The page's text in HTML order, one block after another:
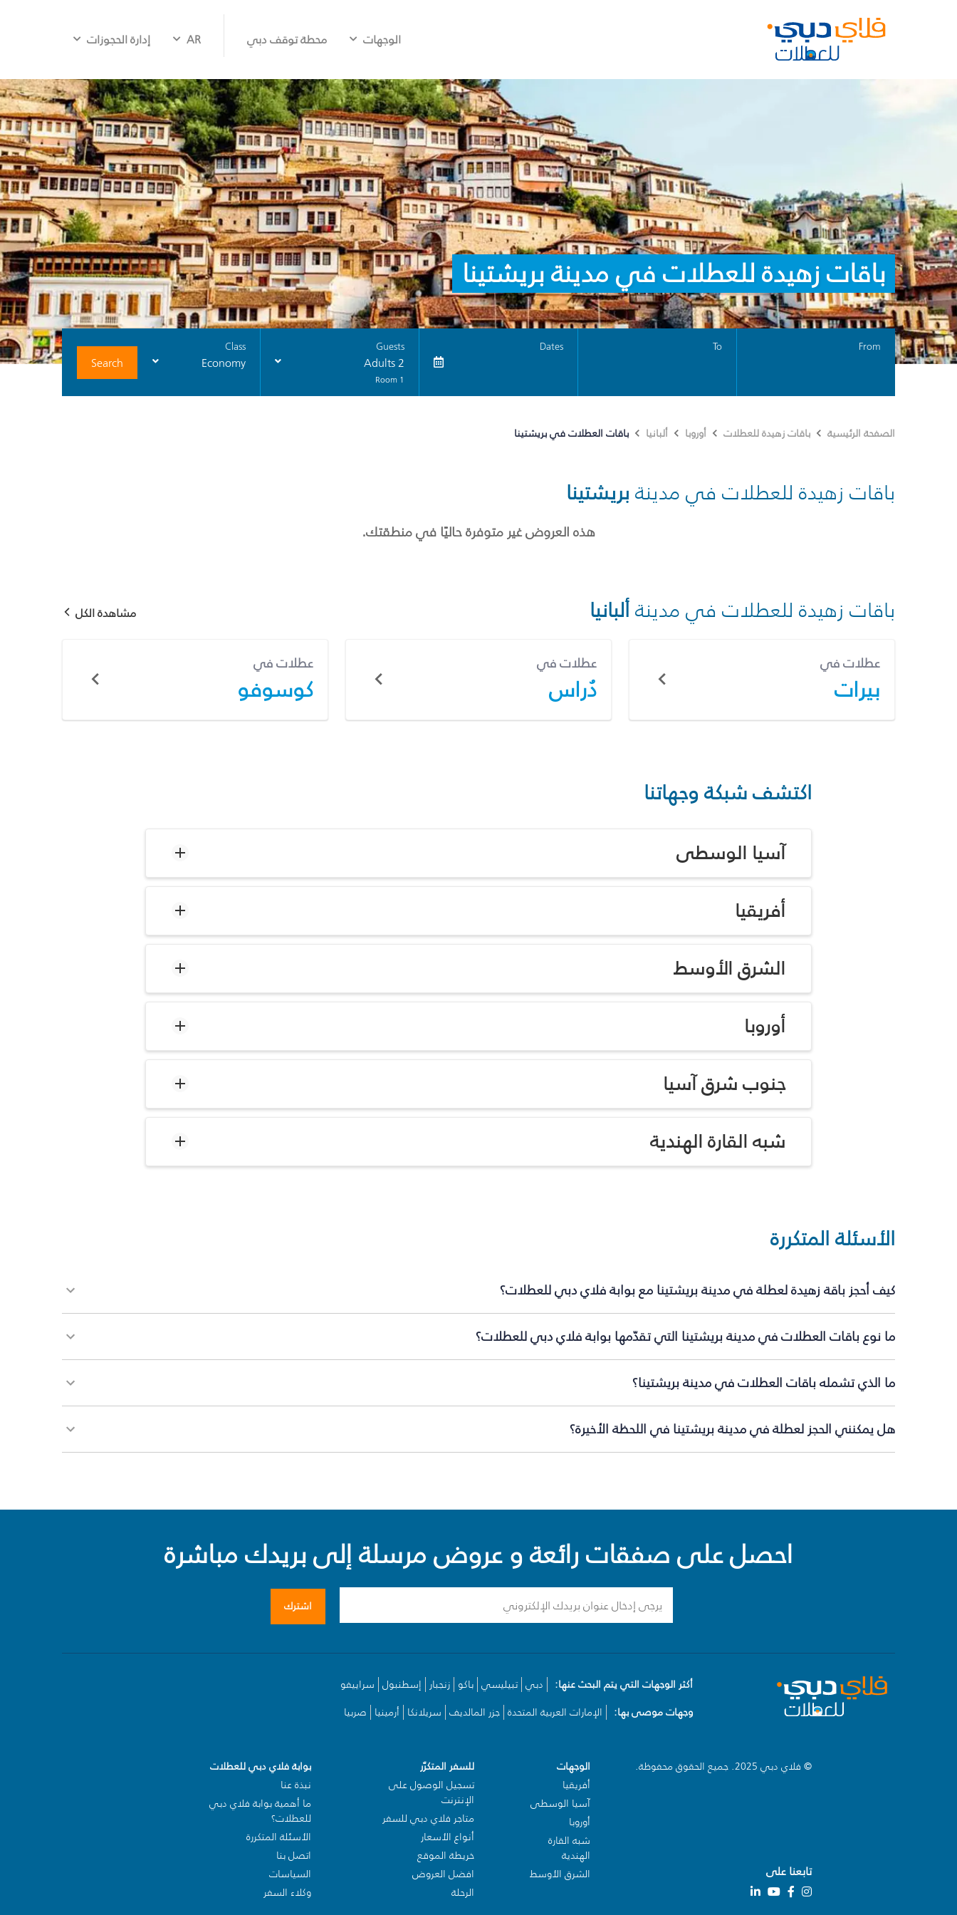
الوجهات محطة توقف دبي AR إدارة الحجوزات
باقات زهيدة للعطلات في مدينة بريشتينا
From
To
Dates
Guests
2 Adults
1 Room
Class
Economy
Search
الصفحة الرئيسية باقات زهيدة للعطلات أوروبا ألبانيا باقات العطلات في بريشتينا
باقات زهيدة للعطلات في مدينة بريشتينا
هذه العروض غير متوفرة حاليًا في منطقتك.
باقات زهيدة للعطلات في مدينةألبانيا مشاهدة الكل
عطلات في
بيرات
عطلات في
دُراس
عطلات في
كوسوفو
اكتشف شبكة وجهاتنا
آسيا الوسطى
أفريقيا
الشرق الأوسط
أوروبا
جنوب شرق آسيا
شبه القارة الهندية
الأسئلة المتكررة
كيف أحجز باقة زهيدة لعطلة في مدينة بريشتينا مع بوابة فلاي دبي للعطلات؟
ما نوع باقات العطلات في مدينة بريشتينا التي تقدّمها بوابة فلاي دبي للعطلات؟
ما الذي تشمله باقات العطلات في مدينة بريشتينا؟
هل يمكنني الحجز لعطلة في مدينة بريشتينا في اللحظة الأخيرة؟
احصل على صفقات رائعة و عروض مرسلة إلى بريدك مباشرة
اشترك
أكثر الوجهات التي يتم البحث عنها: دبي تبيليسي باكو زنجبار إسطنبول سراييفو
وجهات موصى بها:
الإمارات العربية المتحدة جزر المالديف سريلانكا أرمينيا صربيا
© فلاي دبي 2025. جميع الحقوق محفوظة.
تابعنا على
الوجهات
أفريقيا
آسيا الوسطى
أوروبا
شبه القارة
الهندية
الشرق الأوسط
للسفر المتكرّر
تسجيل الوصول على
الإنترنت
متاجر فلاي دبي للسفر
أنواع الأسعار
خريطة الموقع
افضل العروض
الرحلة
بوابة فلاي دبي للعطلات
نبذة عنا
ما أهمية بوابة فلاي دبي
للعطلات؟
الأسئلة المتكررة
اتصل بنا
السياسات
وكلاء السفر